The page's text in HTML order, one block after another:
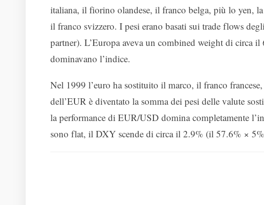
italiana, il fiorino olandese, il franco belga, più lo yen,
il franco svizzero. I pesi erano basati sui trade flows
partner). L’Europa aveva un combined weight di circa
dominavano l’indice.
Nel 1999 l’euro ha sostituito il marco, il franco
dell’EUR è diventato la somma dei pesi delle valute
la performance di EUR/USD domina completamente
sono flat, il DXY scende di circa il 2.9% (il 57.6% ×